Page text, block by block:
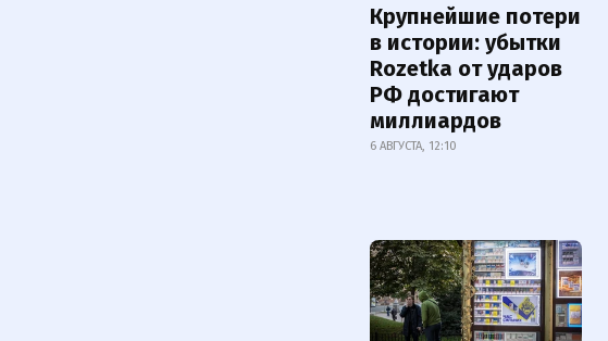
Крупнейшие потери
в истории: убытки
Rozetka от ударов
РФ достигают
миллиардов
6 АВГУСТА, 12:10